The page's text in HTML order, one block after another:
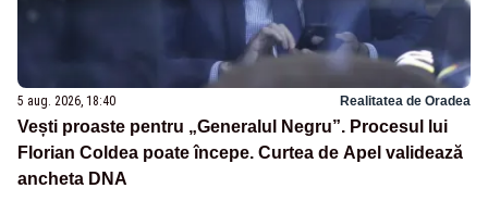
5 aug. 2026, 18:40 Realitatea de Oradea
Vești proaste pentru „Generalul Negru”. Procesul lui
Florian Coldea poate începe. Curtea de Apel validează
ancheta DNA